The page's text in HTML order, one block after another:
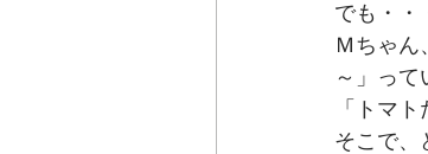
でも・・
Ｍちゃ
～」って
「トマ
そこで、